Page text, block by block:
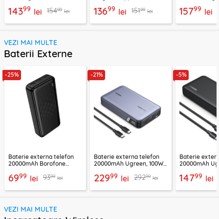
14399 lei 15499 lei
WSOP15020003
13699 lei 15199 lei 15799 lei
VEZI MAI MULTE
Baterii Externe
-25%
Baterie externa telefon
20000mAh Borofone
6999 lei 9399 lei
-21%
Baterie externa telefon
20000mAh Ugreen, 100W,
22999 lei 29299 lei
-5%
Baterie
20000mAh
14799 lei
VEZI MAI MULTE